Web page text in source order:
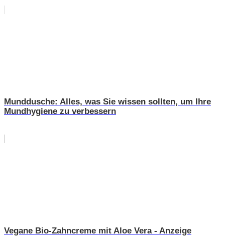
Munddusche: Alles, was Sie wissen sollten, um Ihre
Mundhygiene zu verbessern
Vegane Bio-Zahncreme mit Aloe Vera - Anzeige